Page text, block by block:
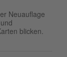
Neuauflage
blicken.